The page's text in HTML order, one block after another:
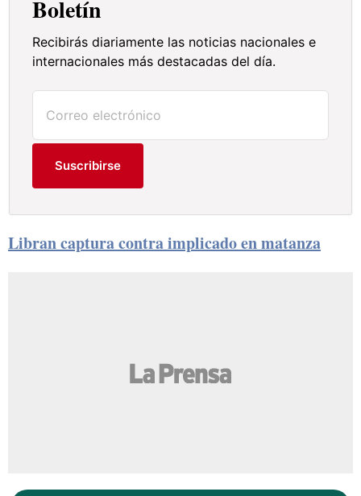
Boletín
Recibirás diariamente las noticias nacionales e
internacionales más destacadas del día.
Suscribirse
Libran captura contra implicado en matanza